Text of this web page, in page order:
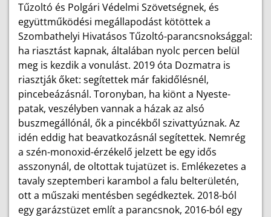
Tűzoltó és Polgári Védelmi Szövetségnek, és
együttműködési megállapodást kötöttek a
Szombathelyi Hivatásos Tűzoltó-parancsnoksággal:
ha riasztást kapnak, általában nyolc percen belül
meg is kezdik a vonulást. 2019 óta Dozmatra is
riasztják őket: segítettek már fakidőlésnél,
pincebeázásnál. Toronyban, ha kiönt a Nyeste-
patak, veszélyben vannak a házak az alsó
buszmegállónál, ők a pincékből szivattyúznak. Az
idén eddig hat beavatkozásnál segítettek. Nemrég
a szén-monoxid-érzékelő jelzett be egy idős
asszonynál, de oltottak tujatüzet is. Emlékezetes a
tavaly szeptemberi karambol a falu belterületén,
ott a műszaki mentésben segédkeztek. 2018-ból
egy garázstüzet említ a parancsnok, 2016-ból egy